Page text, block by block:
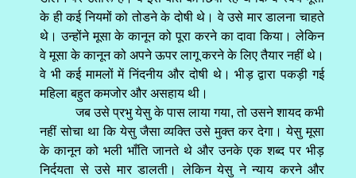
के ही कई नियमों को तोडने के दोषी थे। वे उसे मार डालना चाहते
थे। उन्होंने मूसा के कानून को पूरा करने का दावा किया। लेकिन
वे मूसा के कानून को अपने ऊपर लागू करने के लिए तैयार नहीं थे।
वे भी कई मामलों में निंदनीय और दोषी थे। भीड़ द्वारा पकड़ी गई
महिला बहुत कमजोर और असहाय थी।
जब उसे प्रभु येसु के पास लाया गया, तो उसने शायद कभी
नहीं सोचा था कि येसु जैसा व्यक्ति उसे मुक्त कर देगा। येसु मूसा
के कानून को भली भाँति जानते थे और उनके एक शब्द पर भीड़
निर्दयता से उसे मार डालती। लेकिन येसु ने न्याय करने और